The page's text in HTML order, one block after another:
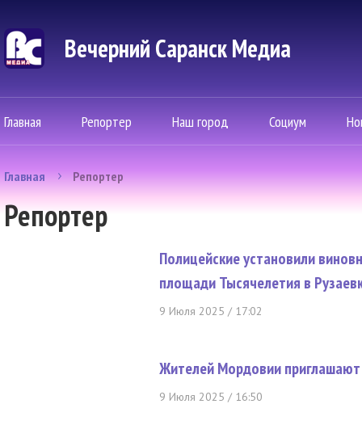
Вечерний Саранск Mедиа
Главная Репортер Наш город Социум
Главная Репортер
Репортер
Полицейские установили
площади Тысячелетия в
9 Июля 2025 / 17:02
Жителей Мордовии
9 Июля 2025 / 16:50